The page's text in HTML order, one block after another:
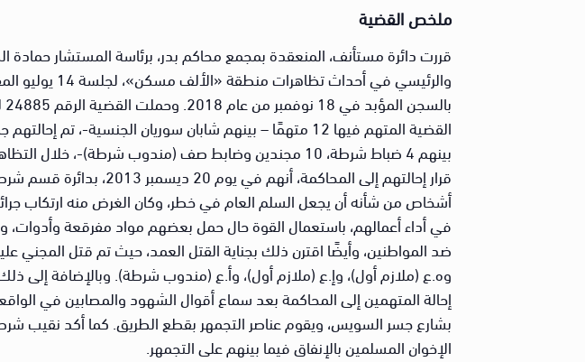
ملخص القضية
قررت دائرة مستأنف، المنعقدة بمجمع محاكم بدر، برئاسة المستشار
والرئيسي في
قرار إحالتهم إلى
أشخاص من شأنه أن يجعل السلم العام في خطر، وكان الغرض منه ارتكاب
في أداء أعمالهم، باستعمال القوة حال حمل بعضهم مواد مفرقعة
ضد المواطنين، وأيضًا اقترن ذلك بجناية القتل العمد، حيث تم قتل
إحالة المتهمين إلى المحاكمة بعد سماع أقوال الشهود والمصابين في
بشارع جسر السويس، ويقوم عناصر التجمهر بقطع الطريق. كما أكد نقيب
الإخوان المسلمين بالإنفاق فيما بينهم على التجمهر.